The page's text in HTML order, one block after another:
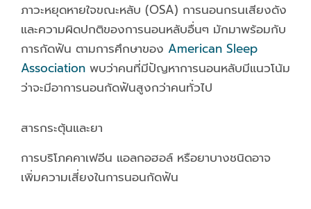
ภาวะหยุดหายใจขณะหลับ (OSA) การนอนกรนเสียงดัง
และความผิดปกติของการนอนหลับอื่นๆ มักมาพร้อมกับ
การกัดฟัน ตามการศึกษาของ American Sleep
Association พบว่าคนที่มีปัญหาการนอนหลับมีแนวโน้ม
ว่าจะมีอาการนอนกัดฟันสูงกว่าคนทั่วไป
สารกระตุ้นและยา
การบริโภคคาเฟอีน แอลกอฮอล์ หรือยาบางชนิดอาจ
เพิ่มความเสี่ยงในการนอนกัดฟัน